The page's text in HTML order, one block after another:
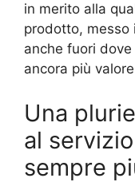
in merito alla
prodotto, messo
anche fuori
ancora più
Una
al
sempre